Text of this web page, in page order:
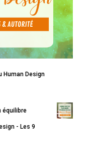
Human Design
équilibre
- Les 9
Se réaliser
Accompagnements
Lectures de Human
Programmes
Boutique
À propos